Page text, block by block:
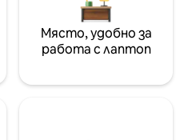
Място, удобно за
работа с лаптоп